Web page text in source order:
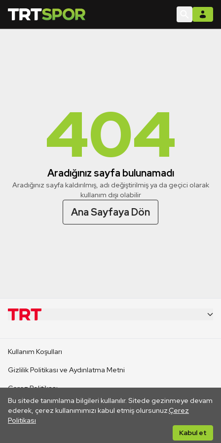
404
Aradığınız sayfa bulunamadı
Aradığınız sayfa kaldırılmış, adı değiştirilmiş ya da geçici olarak
kullanım dışı olabilir
Ana Sayfaya Dön
Bu sitede tanımlama bilgileri kullanılır. Sitede gezinmeye devam
ederek, çerez kullanımımızı kabul etmiş olursunuz.Çerez
Politikası
Kabul et
CANLI YAYINLAR
Kullanım Koşulları
Gizlilik Politikası ve Aydınlatma Metni
Çerez Politikası
İletişim
Her hakkı saklıdır. ©2026 TRT. Bağlantı yoluyla gidilen dış